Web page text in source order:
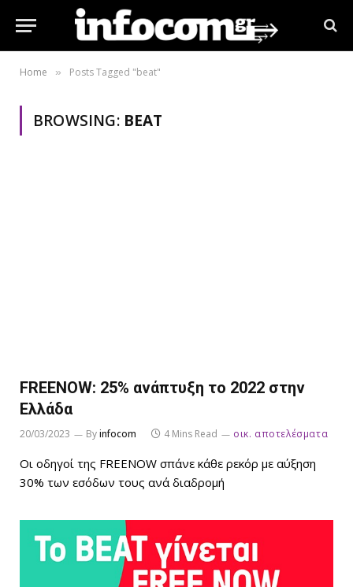
Home » Posts Tagged "beat"
BROWSING: BEAT
FREENOW: 25% ανάπτυξη το 2022 στην
Ελλάδα
20/03/2023 Byinfocom 4 Mins Read οικ. αποτελέσματα
Οι οδηγοί της FREENOW σπάνε κάθε ρεκόρ με αύξηση
30% των εσόδων τους ανά διαδρομή